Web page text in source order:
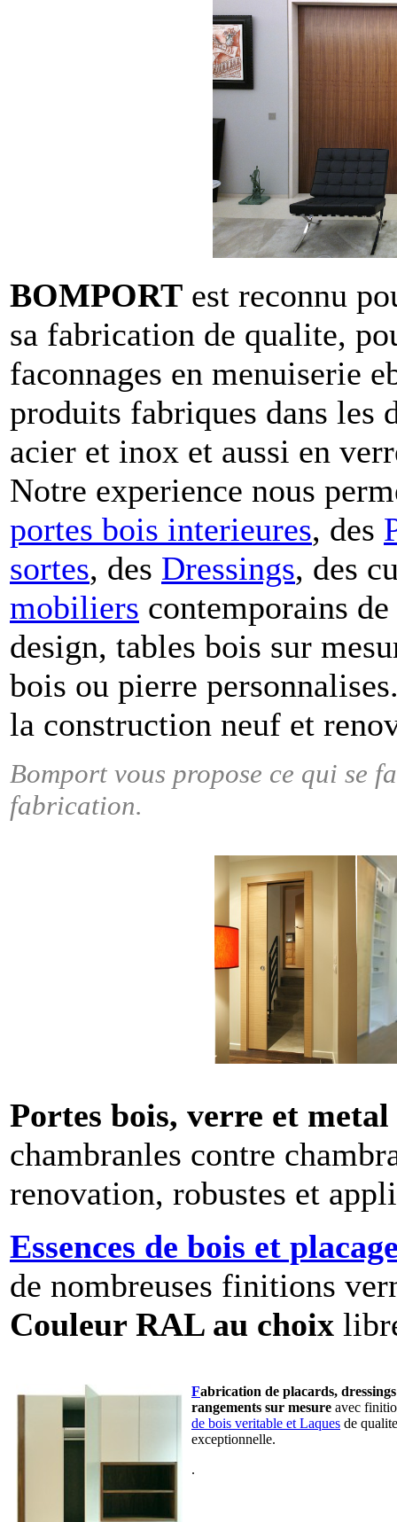
BOMPORT est reconnu
sa fabrication de qualite,
faconnages en menuiserie
produits fabriques dans les
acier et inox et aussi en
Notre experience nous
portes bois interieures, des
sortes, des Dressings, des
mobiliers contemporains
design, tables bois sur
bois ou pierre
la construction neuf et
Bomport vous propose ce qui se
fabrication.
Portes bois, verre et
chambranles contre
renovation, robustes et
Essences de bois et
de nombreuses finitions
Couleur RAL au choix
Fabrication de placards,
rangements sur mesure avec
de bois veritable et Laques de qualite
exceptionnelle.
.